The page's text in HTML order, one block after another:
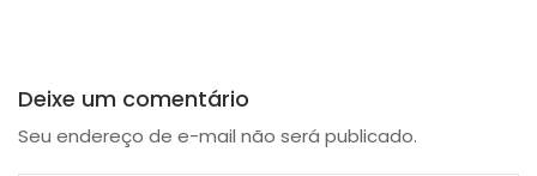
Deixe um comentário
Seu endereço de e-mail não será publicado.